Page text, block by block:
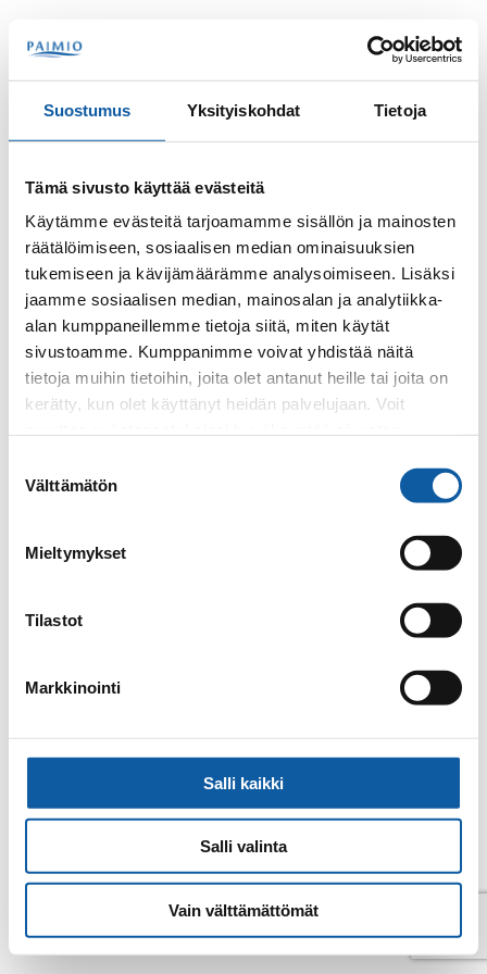
Suostumus Yksityiskohdat Tietoja
Tämä sivusto käyttää evästeitä
Käytämme evästeitä tarjoamamme sisällön ja mainosten
räätälöimiseen, sosiaalisen median ominaisuuksien
tukemiseen ja kävijämäärämme analysoimiseen. Lisäksi
jaamme sosiaalisen median, mainosalan ja analytiikka-
alan kumppaneillemme tietoja siitä, miten käytät
sivustoamme. Kumppanimme voivat yhdistää näitä
tietoja muihin tietoihin, joita olet antanut heille tai joita on
kerätty, kun olet käyttänyt heidän palvelujaan. Voit
valinta
Välttämätön
Mieltymykset
Tilastot
Markkinointi
Salli kaikki
Salli valinta
Vain välttämättömät
Meny
Alla evenemangsklasser
Tidpunkt
© Pemar 2026